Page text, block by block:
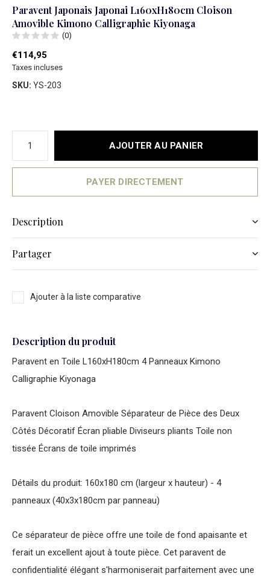
Paravent Japonais Japonai L160xH180cm Cloison
Amovible Kimono Calligraphie Kiyonaga
(0)
€114,95
Taxes incluses
SKU: YS-203
AJOUTER AU PANIER
PAYER DIRECTEMENT
Description
Partager
Ajouter à la liste comparative
Description du produit
Paravent en Toile L160xH180cm 4 Panneaux Kimono
Calligraphie Kiyonaga
Paravent Cloison Amovible Séparateur de Pièce des Deux
Côtés Décoratif Écran pliable Diviseurs pliants Toile non
tissée Écrans de toile imprimés
Détails du produit: 160x180 cm (largeur x hauteur) - 4
panneaux (40x3x180cm par panneau)
Ce séparateur de pièce offre une toile de fond apaisante et
ferait un excellent ajout à toute pièce. Cet paravent de
confidentialité élégant s'harmoniserait parfaitement avec une